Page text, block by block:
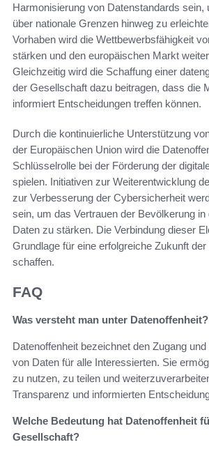
Harmonisierung von Datenstandards sein,
über nationale Grenzen hinweg zu
Vorhaben wird die Wettbewerbsfähigkeit
stärken und den europäischen Markt
Gleichzeitig wird die Schaffung einer
der Gesellschaft dazu beitragen, dass die
informiert Entscheidungen treffen können.
Durch die kontinuierliche Unterstützung
der Europäischen Union wird die
Schlüsselrolle bei der Förderung der
spielen. Initiativen zur Weiterentwicklung
zur Verbesserung der Cybersicherheit
sein, um das Vertrauen der Bevölkerung
Daten zu stärken. Die Verbindung dieser
Grundlage für eine erfolgreiche Zukunft
schaffen.
FAQ
Was versteht man unter Datenoffenheit?
Datenoffenheit bezeichnet den Zugang
von Daten für alle Interessierten. Sie
zu nutzen, zu teilen und
Transparenz und informierten
Welche Bedeutung hat Datenoffenheit
Gesellschaft?